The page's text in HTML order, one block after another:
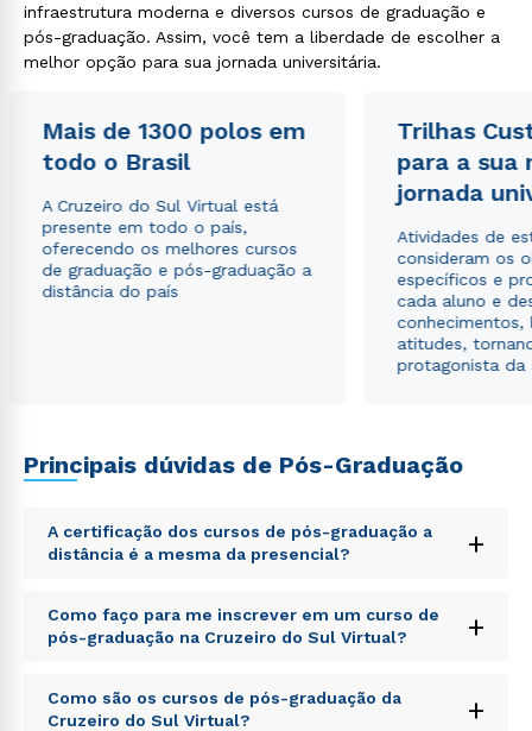
infraestrutura moderna e diversos cursos de graduação e
pós-graduação. Assim, você tem a liberdade de escolher a
melhor opção para sua jornada universitária.
Mais de 1300 polos em
todo o Brasil
A Cruzeiro do Sul Virtual está
presente em todo o país,
oferecendo os melhores cursos
de graduação e pós-graduação a
distância do país
Trilhas
para a sua
jornada
Atividades de
consideram os
específicos e
cada aluno e
conhecimentos,
atitudes,
protagonista da
Principais dúvidas de Pós-Graduação
A certificação dos cursos de pós-graduação a
distância é a mesma da presencial?
+
Sed ut perspiciatis unde omnis iste natus error sit
voluptatem accusantium doloremque laudantium,
totam rem aperiam, eaque ipsa quae ab illo inventore
explicabo. Nemo enim ipsam voluptatem quia
voluptas sit aspernatur aut odit aut fugit, sed quia
Como faço para me inscrever em um curso de
pós-graduação na Cruzeiro do Sul Virtual?
+
Sed ut perspiciatis unde omnis iste natus error sit
voluptatem accusantium doloremque laudantium,
Como são os cursos de pós-graduação da
Cruzeiro do Sul Virtual?
+
Estou de acordo com aPolítica de Privacidade.e
autorizo que meus dados sejam utilizados para o
envio de conteúdos da Cruzeiro do Sul.